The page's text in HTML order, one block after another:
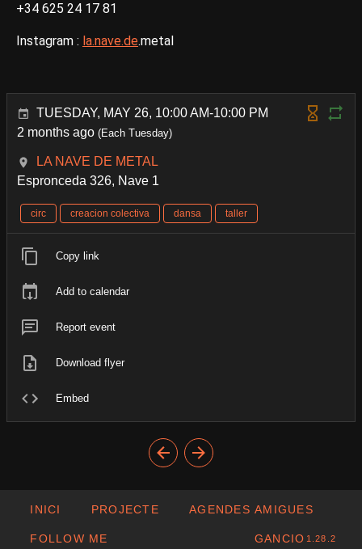
+34 625 24 17 81
Instagram : la.nave.de.metal
TUESDAY, MAY 26, 10:00 AM-10:00 PM
2 months ago (Each Tuesday)
LA NAVE DE METAL
Espronceda 326, Nave 1
circ creacion colectiva dansa taller
Copy link
Add to calendar
Report event
Download flyer
Embed
INICI PROJECTE AGENDES AMIGUES
FOLLOW ME GANCIO 1.28.2